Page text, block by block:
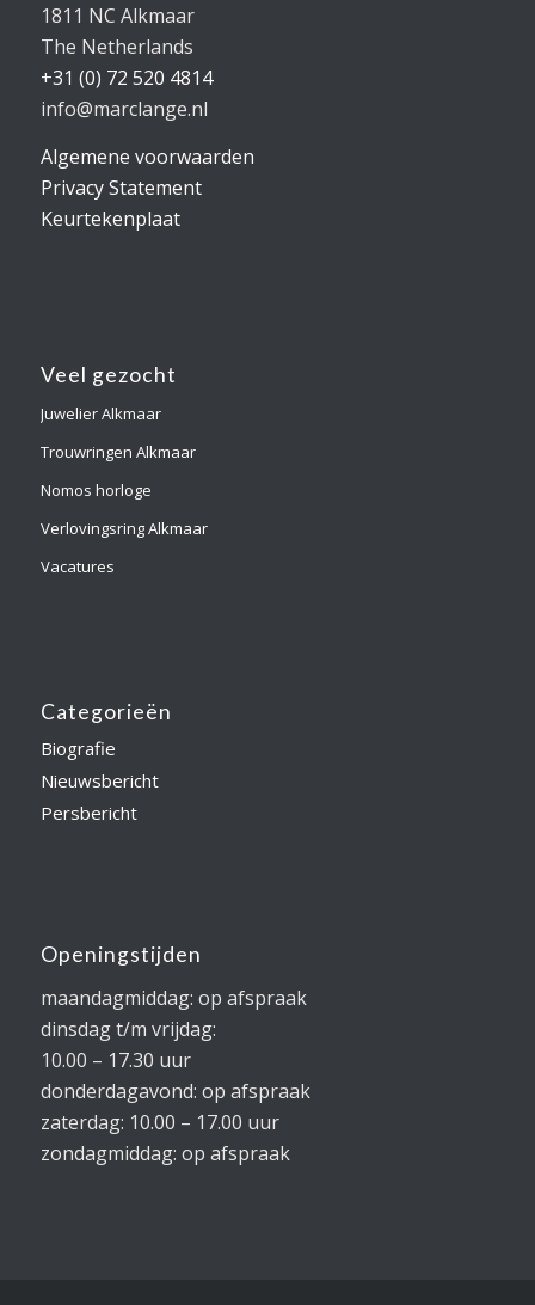
1811 NC Alkmaar
The Netherlands
+31 (0) 72 520 4814
info@marclange.nl
Algemene voorwaarden
Privacy Statement
Keurtekenplaat
Veel gezocht
Juwelier Alkmaar
Trouwringen Alkmaar
Nomos horloge
Verlovingsring Alkmaar
Vacatures
Categorieën
Biografie
Nieuwsbericht
Persbericht
Openingstijden
maandagmiddag: op afspraak
dinsdag t/m vrijdag:
10.00 – 17.30 uur
donderdagavond: op afspraak
zaterdag: 10.00 – 17.00 uur
zondagmiddag: op afspraak